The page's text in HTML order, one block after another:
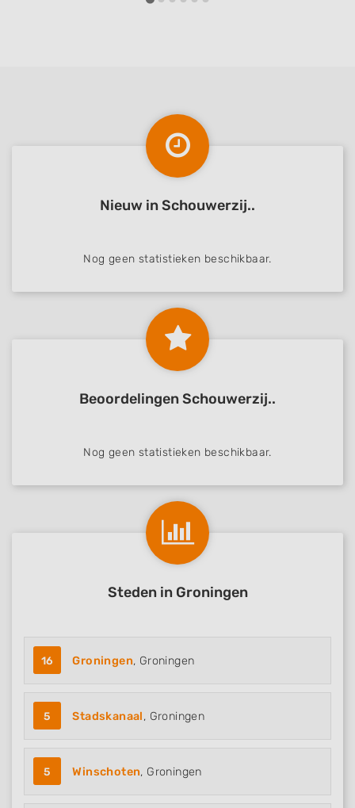
Nieuw in Schouwerzij..
Nog geen statistieken beschikbaar.
Beoordelingen Schouwerzij..
Nog geen statistieken beschikbaar.
Steden in Groningen
16 Groningen, Groningen
5 Stadskanaal, Groningen
5 Winschoten, Groningen